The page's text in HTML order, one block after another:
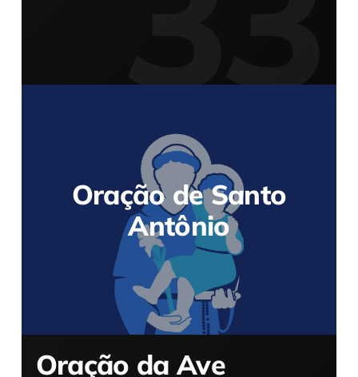
Oração de Santo
Antônio
Oração da Ave